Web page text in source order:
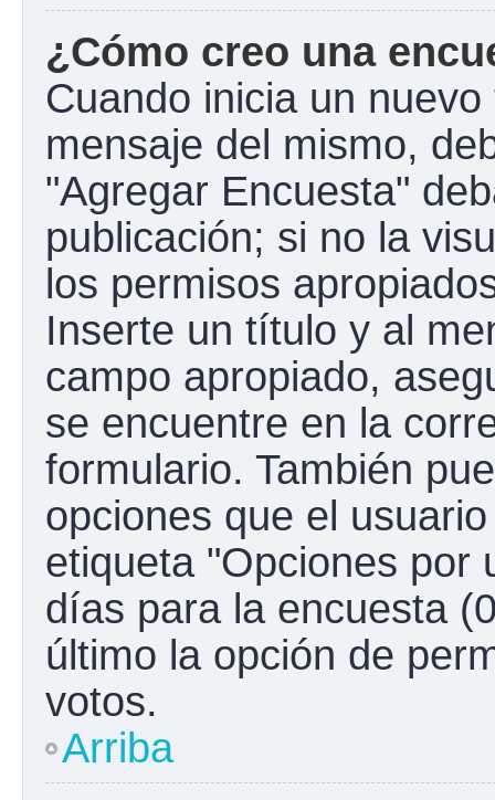
¿Cómo creo una
Cuando inicia un
mensaje del mismo,
"Agregar Encuesta"
publicación; si no la
los permisos
Inserte un título y al
campo apropiado,
se encuentre en la
formulario. También
opciones que el
etiqueta "Opciones por
días para la encuesta
último la opción de
votos.
Arriba